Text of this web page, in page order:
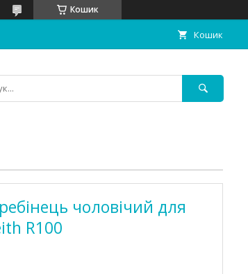
Кошик
Кошик
чоловічий для
R100